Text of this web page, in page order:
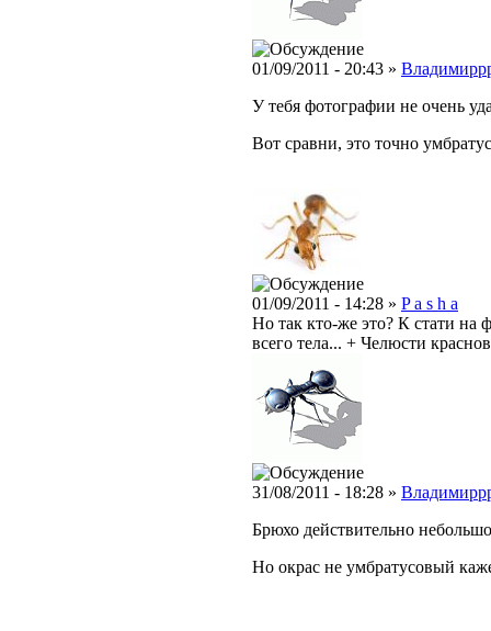
01/09/2011 - 20:43 »
У тебя фотографии не очень
Вот сравни, это точно
01/09/2011 - 14:28 » P a s h a
Но так кто-же это? К стати на
всего тела... + Челюсти
31/08/2011 - 18:28 »
Брюхо действительно
Но окрас не умбратусовый